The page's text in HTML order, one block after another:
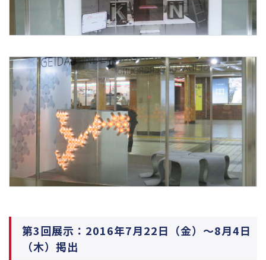
第3回展示：2016年7月22日（金）～8月4日
（木）掲出